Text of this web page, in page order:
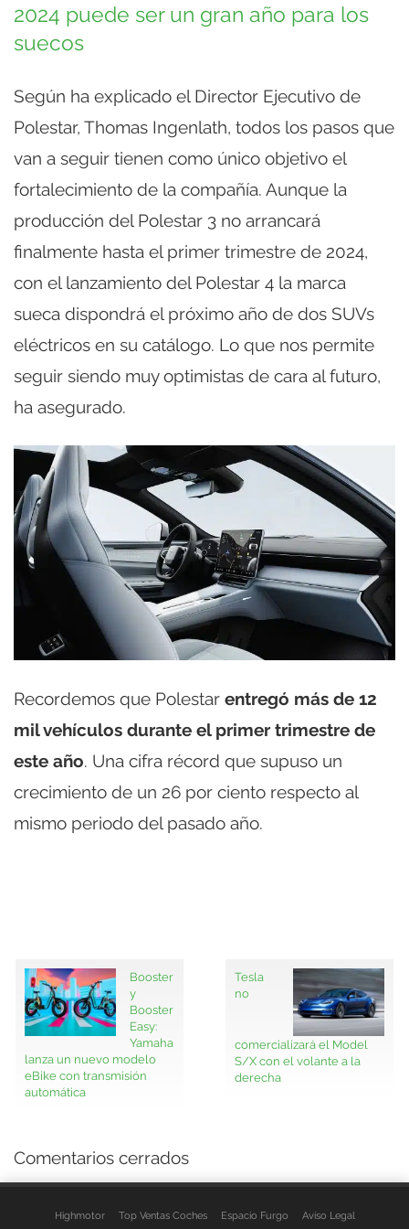
2024 puede ser un gran año para los
suecos
Según ha explicado el Director Ejecutivo de
Polestar, Thomas Ingenlath, todos los pasos que
van a seguir tienen como único objetivo el
fortalecimiento de la compañía. Aunque la
producción del Polestar 3 no arrancará
finalmente hasta el primer trimestre de 2024,
con el lanzamiento del Polestar 4 la marca
sueca dispondrá el próximo año de dos SUVs
eléctricos en su catálogo. Lo que nos permite
seguir siendo muy optimistas de cara al futuro,
ha asegurado.
Recordemos que Polestar entregó más de 12
mil vehículos durante el primer trimestre de
este año. Una cifra récord que supuso un
crecimiento de un 26 por ciento respecto al
mismo periodo del pasado año.
Booster
y
Booster
Easy:
Yamaha
lanza un nuevo modelo
eBike con transmisión
automática
Tesla
no
comercializará el Model
S/X con el volante a la
derecha
Comentarios cerrados
Highmotor Top Ventas Coches Espacio Furgo Aviso Legal